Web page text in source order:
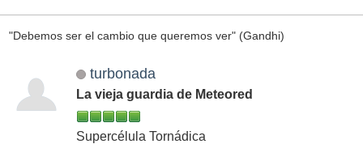
"Debemos ser el cambio que queremos ver" (Gandhi)
turbonada
La vieja guardia de Meteored
Supercélula Tornádica